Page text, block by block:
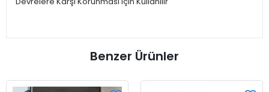
Benzer Ürünler